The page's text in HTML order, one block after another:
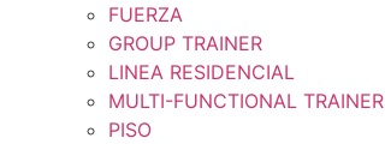
FUERZA
GROUP TRAINER
LINEA RESIDENCIAL
MULTI-FUNCTIONAL TRAINER
PISO